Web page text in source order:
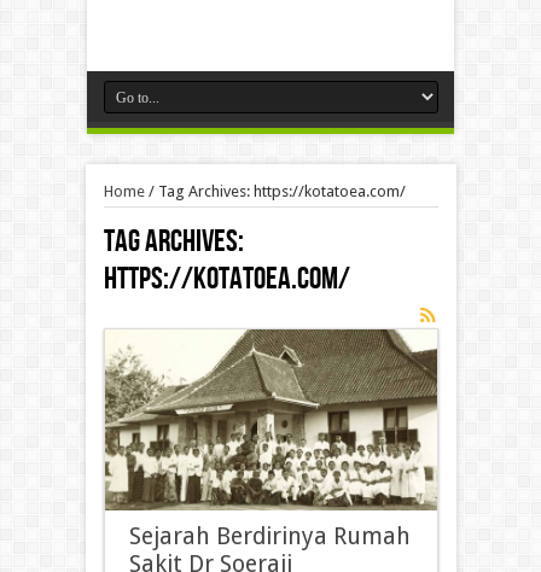
Home/ Tag Archives: https://kotatoea.com/
Tag Archives:
https://kotatoea.com/
Sejarah Berdirinya Rumah
Sakit Dr Soeraji